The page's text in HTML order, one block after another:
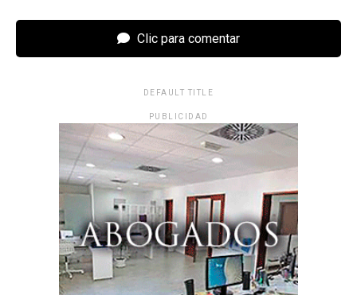
Clic para comentar
DEFAULT TITLE
PUBLICIDAD